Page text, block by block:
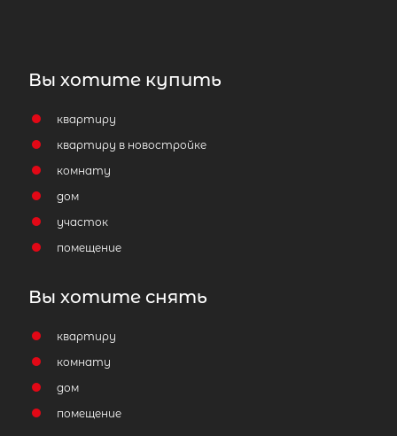
Вы хотите купить
квартиру
квартиру в новостройке
комнату
дом
участок
помещение
Вы хотите снять
квартиру
комнату
дом
помещение